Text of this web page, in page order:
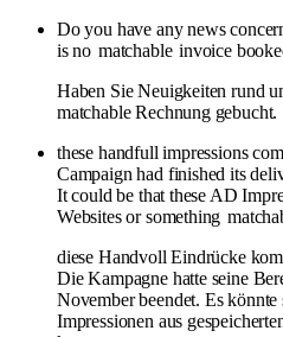
Do you have any news
is no matchable invoice
Haben Sie Neuigkeiten rund
matchable Rechnung gebucht.
these handfull impressions
Campaign had finished its
It could be that these AD
Websites or something
diese Handvoll Eindrücke
Die Kampagne hatte seine
November beendet. Es könnte
Impressionen aus